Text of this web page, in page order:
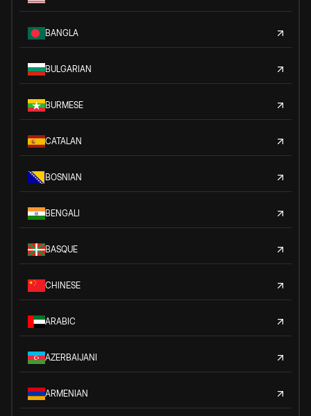
BANGLA
BULGARIAN
BURMESE
CATALAN
BOSNIAN
BENGALI
BASQUE
CHINESE
ARABIC
AZERBAIJANI
ARMENIAN